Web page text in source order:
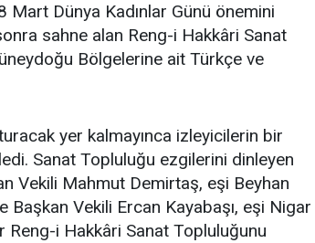
Mart Dünya Kadınlar Günü önemini
sahne alan Reng-i Hakkâri Sanat
Bölgelerine ait Türkçe ve
yer kalmayınca izleyicilerin bir
Sanat Topluluğu ezgilerini dinleyen
Vekili Mahmut Demirtaş, eşi Beyhan
Başkan Vekili Ercan Kayabaşı, eşi Nigar
Reng-i Hakkâri Sanat Topluluğunu